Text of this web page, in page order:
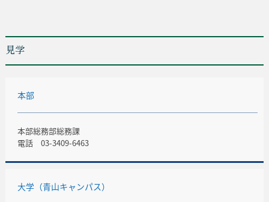
見学
本部
本部総務部総務課
電話 03-3409-6463
大学（青山キャンパス）